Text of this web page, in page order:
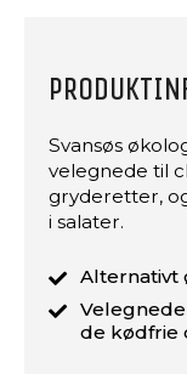
Svansøs
velegnede til
gryderetter,
i salater.
Alternativt
de kødfrie